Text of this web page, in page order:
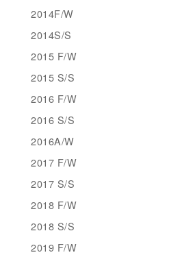
2014F/W
2014S/S
2015 F/W
2015 S/S
2016 F/W
2016 S/S
2016A/W
2017 F/W
2017 S/S
2018 F/W
2018 S/S
2019 F/W